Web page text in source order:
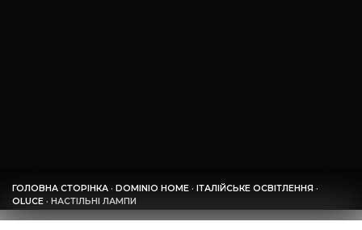
ГОЛОВНА СТОРІНКА · DOMINIO HOME · ІТАЛІЙСЬКЕ ОСВІТЛЕННЯ ·
OLUCE · НАСТІЛЬНІ ЛАМПИ